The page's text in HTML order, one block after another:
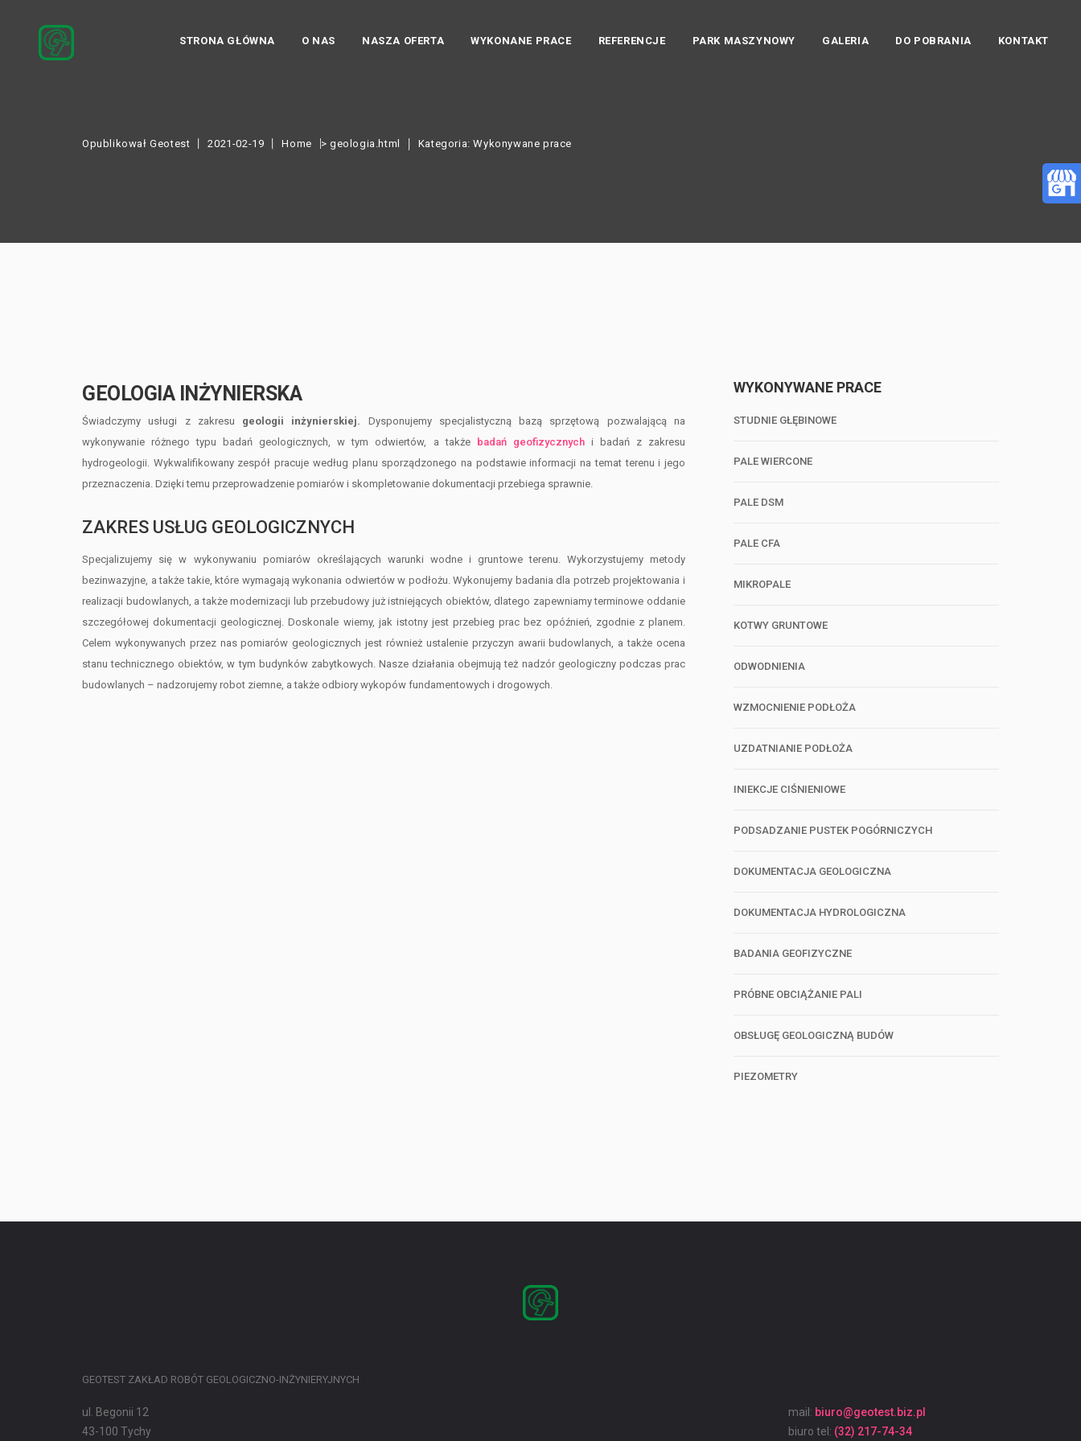
OpublikowałGeotest 2021-02-19 Home > geologia.html Kategoria: Wykonywane prace
STRONA GŁÓWNA O NAS NASZA OFERTA WYKONANE PRACE REFERENCJE PARK MASZYNOWY GALERIA DO POBRANIA KONTAKT
GEOLOGIA INŻYNIERSKA
Świadczymy usługi z zakresu geologii inżynierskiej. Dysponujemy specjalistyczną bazą sprzętową pozwalającą na
wykonywanie różnego typu badań geologicznych, w tym odwiertów, a także
badań geofizycznych i badań z zakresu
hydrogeologii. Wykwalifikowany zespół pracuje według planu sporządzonego na podstawie informacji na temat terenu i jego
przeznaczenia. Dzięki temu przeprowadzenie pomiarów i skompletowanie dokumentacji przebiega sprawnie.
ZAKRES USŁUG GEOLOGICZNYCH
Specjalizujemy się w wykonywaniu pomiarów określających warunki wodne i gruntowe terenu. Wykorzystujemy metody
bezinwazyjne, a także takie, które wymagają wykonania odwiertów w podłożu. Wykonujemy badania dla potrzeb projektowania i
realizacji budowlanych, a także modernizacji lub przebudowy już istniejących obiektów, dlatego zapewniamy terminowe oddanie
szczegółowej dokumentacji geologicznej. Doskonale wiemy, jak istotny jest przebieg prac bez opóźnień, zgodnie z planem.
Celem wykonywanych przez nas pomiarów geologicznych jest również ustalenie przyczyn awarii budowlanych, a także ocena
stanu technicznego obiektów, w tym budynków zabytkowych. Nasze działania obejmują też nadzór geologiczny podczas prac
budowlanych – nadzorujemy robot ziemne, a także odbiory wykopów fundamentowych i drogowych.
WYKONYWANE PRACE
STUDNIE GŁĘBINOWE
PALE WIERCONE
PALE DSM
PALE CFA
MIKROPALE
KOTWY GRUNTOWE
ODWODNIENIA
WZMOCNIENIE PODŁOŻA
UZDATNIANIE PODŁOŻA
INIEKCJE CIŚNIENIOWE
PODSADZANIE PUSTEK POGÓRNICZYCH
DOKUMENTACJA GEOLOGICZNA
DOKUMENTACJA HYDROLOGICZNA
BADANIA GEOFIZYCZNE
PRÓBNE OBCIĄŻANIE PALI
OBSŁUGĘ GEOLOGICZNĄ BUDÓW
PIEZOMETRY
GEOTEST ZAKŁAD ROBÓT GEOLOGICZNO-INŻYNIERYJNYCH
ul. Begonii 12
43-100 Tychy
mail: biuro@geotest.biz.pl
biuro tel: (32) 217-74-34